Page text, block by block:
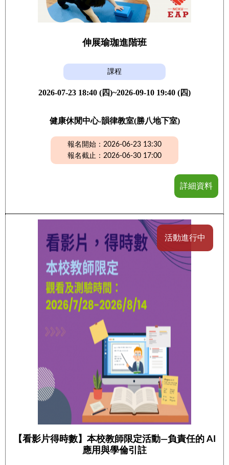
伸展瑜珈進階班
課程
2026-07-23 18:40 (四)~2026-09-10 19:40 (四)
健康休閒中心-韻律教室(勝八地下室)
報名開始：2026-06-23 13:30
報名截止：2026-06-30 17:00
詳細資料
活動進行中
【看影片得時數】本校教師限定活動—負責任的 AI
應用與學倫引註